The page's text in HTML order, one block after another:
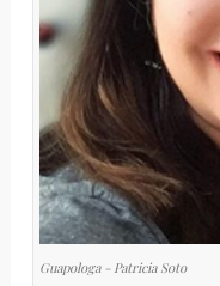
Guapologa - Patricia Soto